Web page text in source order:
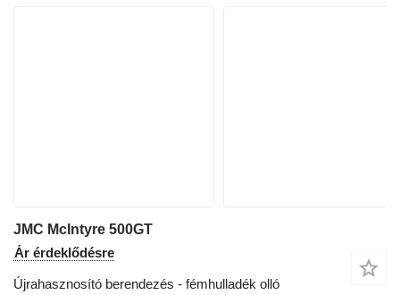
JMC McIntyre 500GT
Ár érdeklődésre
Újrahasznosító berendezés - fémhulladék olló